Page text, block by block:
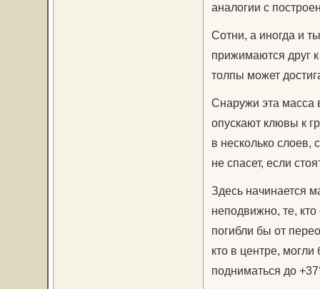
аналогии с
Сотни, а иногда и
прижимаются друг к
толпы может
Снаружи эта масса
опускают клювы к
в несколько
не спасет, если
Здесь начинается
неподвижно, те,
погибли бы от
кто в центре,
подниматься до